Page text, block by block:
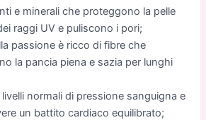
e minerali che proteggono la pelle
raggi UV e puliscono i pori;
passione è ricco di fibre che
la pancia piena e sazia per lunghi
normali di pressione sanguigna e
un battito cardiaco equilibrato;